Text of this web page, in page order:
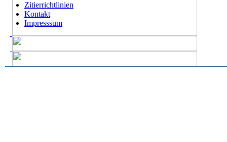
Zitierrichtlinien
Kontakt
Impresssum